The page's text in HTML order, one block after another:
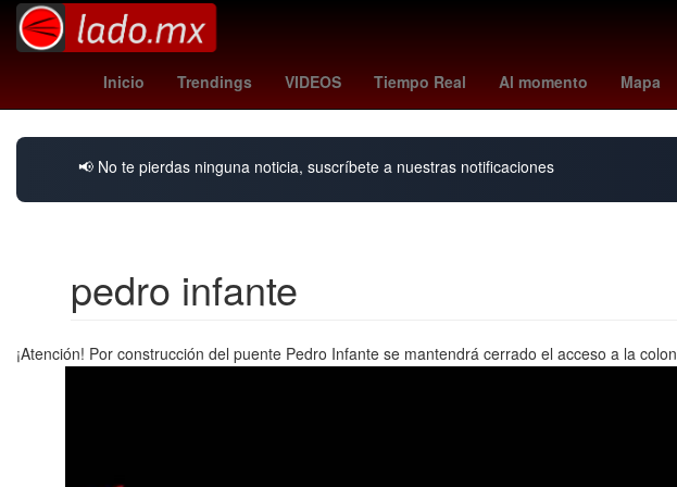
Inicio Trendings VIDEOS Tiempo Real Al momento Mapa
Miami Heat Día Internacional de los Voluntarios monte de piedad
📢 No te pierdas ninguna noticia, suscríbete a nuestras notificaciones
pedro infante
¡Atención! Por construcción del puente Pedro Infante se mantendrá cerrado el acceso a la